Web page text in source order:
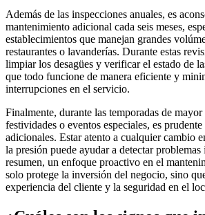
Además de las inspecciones anuales, es
mantenimiento adicional cada seis meses,
establecimientos que manejan grandes
restaurantes o lavanderías. Durante estas
limpiar los desagües y verificar el estado de
que todo funcione de manera eficiente y
interrupciones en el servicio.
Finalmente, durante las temporadas de
festividades o eventos especiales, es
adicionales. Estar atento a cualquier cambio
la presión puede ayudar a detectar
resumen, un enfoque proactivo en el
solo protege la inversión del negocio, sino
experiencia del cliente y la seguridad en el